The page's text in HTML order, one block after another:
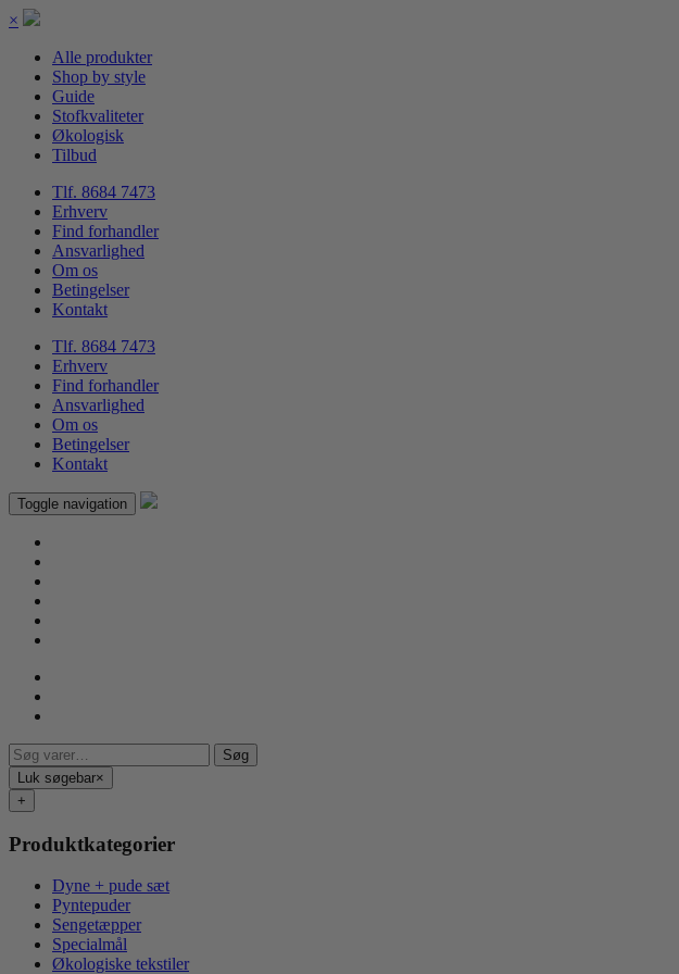
×
Alle produkter
Shop by style
Guide
Stofkvaliteter
Økologisk
Tilbud
Tlf. 8684 7473
Erhverv
Find forhandler
Ansvarlighed
Om os
Betingelser
Kontakt
Tlf. 8684 7473
Erhverv
Find forhandler
Ansvarlighed
Om os
Betingelser
Kontakt
Toggle navigation
Søg
efter:
Søg
Luk søgebar×
+
Produktkategorier
Dyne + pude sæt
Pyntepuder
Sengetæpper
Specialmål
Økologiske tekstiler